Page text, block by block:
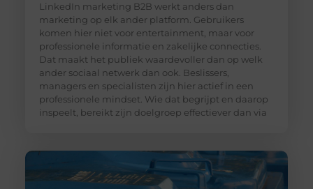
LinkedIn marketing B2B werkt anders dan
marketing op elk ander platform. Gebruikers
komen hier niet voor entertainment, maar voor
professionele informatie en zakelijke connecties.
Dat maakt het publiek waardevoller dan op welk
ander sociaal netwerk dan ook. Beslissers,
managers en specialisten zijn hier actief in een
professionele mindset. Wie dat begrijpt en daarop
inspeelt, bereikt zijn doelgroep effectiever dan via